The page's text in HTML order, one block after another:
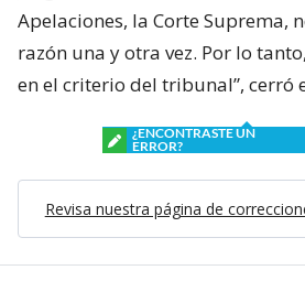
Apelaciones, la Corte Suprema,
razón una y otra vez. Por lo
en el criterio del tribunal”, cerró
¿ENCONTRASTE UN
ERROR?
Revisa nuestra página de